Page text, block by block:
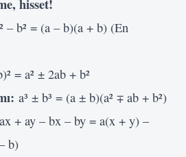
hisset!
– b² = (a – b)(a + b) (En
= a² ± 2ab + b²
a³ ± b³ = (a ± b)(a² ∓ ab + b²)
ax + ay – bx – by = a(x + y) –
b)